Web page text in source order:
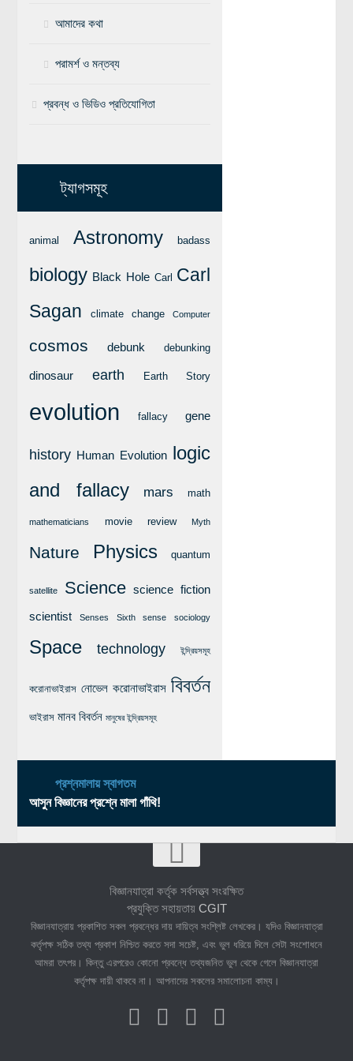
বিশেষ পাতা
টাইমলাইন
আপনার প্রোফাইল
তথ্য ও যোগাযোগ
বিজ্ঞানযাত্রা ম্যাগাজিন
বৈজ্ঞানিক কল্পকাহিনী
রিভিউ (বই/মুভি/সিরিজ)
আবিষ্কারের গল্প
বিজ্ঞান নিয়ে কার্টুন
বাংলাদেশের কথা
আমাদের কথা
পরামর্শ ও মন্তব্য
প্রবন্ধ ও ভিডিও প্রতিযোগিতা
ট্যাগসমূহ
animal Astronomy badass
biology Black Hole Carl Carl
Sagan
climate change Computer
cosmos debunk debunking
dinosaur earth Earth Story
evolution fallacy gene
history Human Evolution logic
and fallacy
mars math
mathematicians movie review Myth
Nature Physics quantum
satellite Science science fiction
scientist Senses Sixth sense sociology
Space technology ইন্দ্রিয়সমূহ
করোনাভাইরাস নোভেল করোনাভাইরাস বিবর্তন
ভাইরাস মানব বিবর্তন মানুষের ইন্দ্রিয়সমূহ
প্রশ্নমালায় স্বাগতম
আসুন বিজ্ঞানের প্রশ্নে মালা গাঁথি!
বিজ্ঞানযাত্রা কর্তৃক সর্বসত্ত্ব সংরক্ষিত
প্রযুক্তি সহায়তায় CGIT
বিজ্ঞানযাত্রায় প্রকাশিত সকল প্রবন্ধের দায় দায়িত্ব সংশ্লিষ্ট লেখকের। যদিও বিজ্ঞানযাত্রা
কর্তৃপক্ষ সঠিক তথ্য প্রকাশ নিশ্চিত করতে সদা সচেষ্ট, এবং ভুল ধরিয়ে দিলে সেটা সংশোধনে
আমরা তৎপর। কিন্তু এরপরেও কোনো প্রবন্ধে তথ্যজনিত ভুল থেকে গেলে বিজ্ঞানযাত্রা
কর্তৃপক্ষ দায়ী থাকবে না। আপনাদের সকলের সমালোচনা কাম্য।